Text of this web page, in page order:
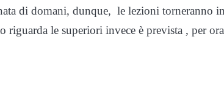
di domani, dunque, le lezioni torneranno
riguarda le superiori invece è prevista , per